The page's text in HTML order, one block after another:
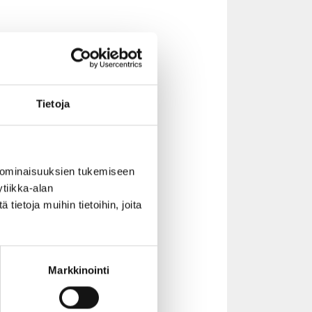
Tietoja
tukemiseen
alan
tietoja muihin tietoihin, joita
Markkinointi
asioista,
tuotti
ECCAn
Työ